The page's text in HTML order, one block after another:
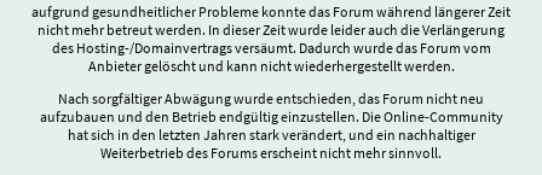
aufgrund gesundheitlicher Probleme konnte das Forum während längerer Zeit
nicht mehr betreut werden. In dieser Zeit wurde leider auch die Verlängerung
des Hosting-/Domainvertrags versäumt. Dadurch wurde das Forum vom
Anbieter gelöscht und kann nicht wiederhergestellt werden.
Nach sorgfältiger Abwägung wurde entschieden, das Forum nicht neu
aufzubauen und den Betrieb endgültig einzustellen. Die Online-Community
hat sich in den letzten Jahren stark verändert, und ein nachhaltiger
Weiterbetrieb des Forums erscheint nicht mehr sinnvoll.